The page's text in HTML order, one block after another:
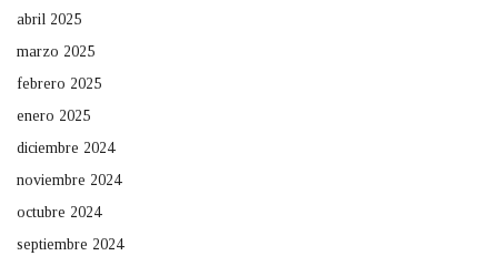
abril 2025
marzo 2025
febrero 2025
enero 2025
diciembre 2024
noviembre 2024
octubre 2024
septiembre 2024